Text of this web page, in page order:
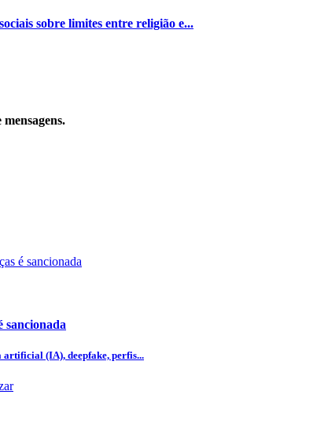
sobre limites entre religião e...
sancionada
artificial (IA), deepfake, perfis...